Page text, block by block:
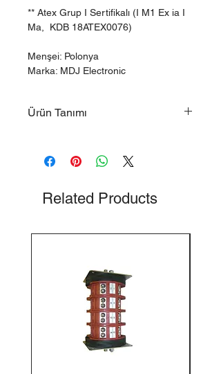
** Atex Grup I Sertifikalı (I M1 Ex ia I
Ma, KDB 18ATEX0076)
Menşei: Polonya
Marka: MDJ Electronic
Ürün Tanımı
MDJ Electronic
Related Products